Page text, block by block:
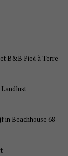
B&B Pied à Terre
Landlust
in Beachhouse 68